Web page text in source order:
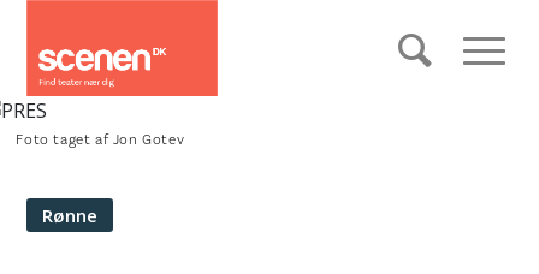
Foto taget af Jon Gotev
Rønne